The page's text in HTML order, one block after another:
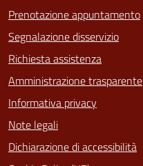
Prenotazione appuntamento
Segnalazione disservizio
Richiesta assistenza
Amministrazione trasparente
Informativa privacy
Note legali
Dichiarazione di accessibilità